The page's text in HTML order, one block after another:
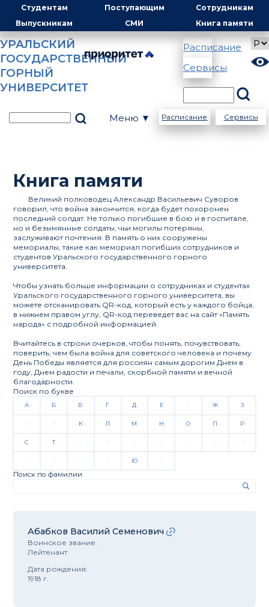
Студентам Поступающим
Сотрудникам
Выпускникам
СМИ Книга памяти
УРАЛЬСКИЙ
ГОСУДАРСТВЕННЫЙ
ГОРНЫЙ
УНИВЕРСИТЕТ
Расписание
Сервисы
Меню ▼ Расписание Сервисы
Книга памяти
Великий полководец Александр Васильевич Суворов
говорил, что война закончится, когда будет похоронен
последний солдат. Не только погибшие в бою и в госпитале,
но и безымянные солдаты, чьи могилы потеряны,
заслуживают почтения. В память о них сооружены
мемориалы, такие как мемориал погибших сотрудников и
студентов Уральского государственного горного
университета.
Чтобы узнать больше информации о сотрудниках и студентах
Уральского государственного горного университета, вы
можете отсканировать QR-код, который есть у каждого бойца,
в нижнем правом углу, QR-код переведет вас на сайт «Память
народа» с подробной информацией.
Вчитайтесь в строки очерков, чтобы понять, почувствовать,
поверить, чем была война для советского человека и почему
День Победы является для россиян самым дорогим Днем в
году, Днем радости и печали, скорбной памяти и вечной
благодарности.
Поиск по букве
А Б В Г Д Е Ж З
К Л М Н О П Р
С Т
Ю
Поиск по фамилии
Абабков Василий Семенович
Воинское звание:
Лейтенант
Дата рождения:
1918 г.